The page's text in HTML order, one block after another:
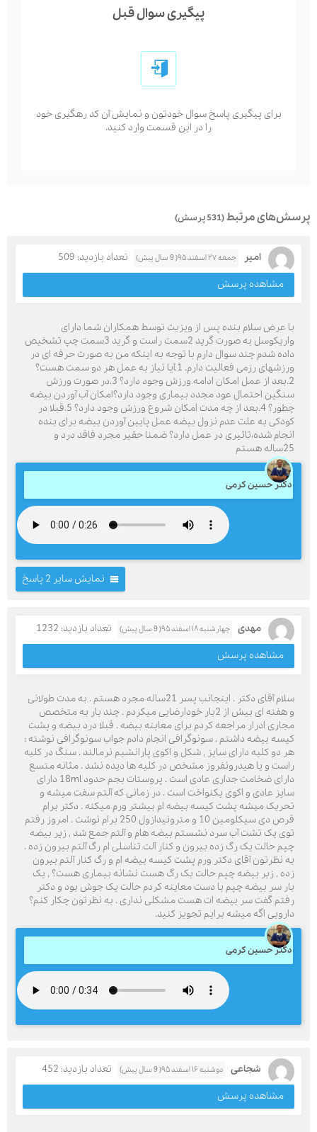
پیگیری سوال قبل
برای پیگیری پاسخ سوال خودتون و نمایش آن کد رهگیری خود
را در این قسمت وارد کنید.
پرسش‌های مرتبط(531 پرسش)
امیر جمعه ۲۷ اسفند ۹۵( 9 سال پیش)
تعداد بازدید: 509
مشاهده پرسش
با عرض سلام بنده پس از ویزیت توسط همکاران شما دارای
واریکوسل به صورت گرید 2سمت راست و گرید 3سمت چپ تشخیص
داده شدم چند سوال دارم با توجه به اینکه من به صورت حرفه ای در
ورزشهای رزمی فعالیت دارم. 1.آیا نیاز به عمل هر دو سمت هست؟
2.بعد از عمل امکان ادامه ورزش وجود دارد؟ 3.در صورت ورزش
سنگین احتمال عود مجدد بیماری وجود دارد؟امکان آب آوردن بیضه
چطور؟ 4.بعد از چه مدت امکان شروع ورزش وجود دارد؟ 5.قبلا در
کودکی به علت عدم نزول بیضه عمل پایین آوردن بیضه برای بنده
انجام شده،تاثیری در عمل دارد؟ ضمنا حقیر مجرد فاقد درد و
25ساله هستم
دکتر حسین کرمی
نمایش سایر 2 پاسخ
مهدی چهارشنبه ۱۸ اسفند ۹۵( 9 سال پیش)
تعداد بازدید: 1232
مشاهده پرسش
سلام آقای دکتر . اینجانب پسر 21ساله مجرد هستم . به مدت طولانی
و هفته ای بیش از 2بار خودارضایی میکردم . چند بار به متخصص
مجاری ادرار مراجعه کردم برای معاینه بیضه . قبلا درد بیضه و پشت
کیسه بیضه داشتم . سونوگرافی انجام دادم جواب سونوگرافی نوشته :
هر دو کلیه دارای سایز , شکل و اکوی پارانشیم نرمالند . سنگ در کلیه
راست و یا هیدرونفروز مشخص در کلیه ها دیده نشد . مثانه متسع
دارای ضخامت جداری عادی است . پروستات بجم حدود 18ml دارای
سایز عادی و اکوی یکنواخت است . در زمانی که آلتم سفت میشه و
تحریک میشه پشت کیسه بیضه ام بیشتر ورم میکنه . دکتر برام
قرص دی سیکلومین 10 و مترونیدازول 250 برام نوشت . امروز رفتم
توی یک تشت آب سرد نشستم بیضه هام و آلتم جمع شد , زیر بیضه
چپم حالت یک رگ زده بیرون و کنار آلت تناسلی ام رگ آلتم بیرون زده .
به نظرتون آقای دکتر ورم پشت کیسه بیضه ام و رگ کنار آلتم بیرون
زده , زیر بیضه چپم حالت یک رگ هست نشانه بیماری هست؟ , یک
بار سر بیضه چپم با دست معاینه کردم حالت یک جوش بود و دکتر
رفتم گفت سر بیضه ات هست مشکلی نداری . به نظرتون چکار کنم؟
دارویی اگه میشه برایم تجویز کنید.
دکتر حسین کرمی
شجاعی دوشنبه ۱۶ اسفند ۹۵( 9 سال پیش)
تعداد بازدید: 452
مشاهده پرسش